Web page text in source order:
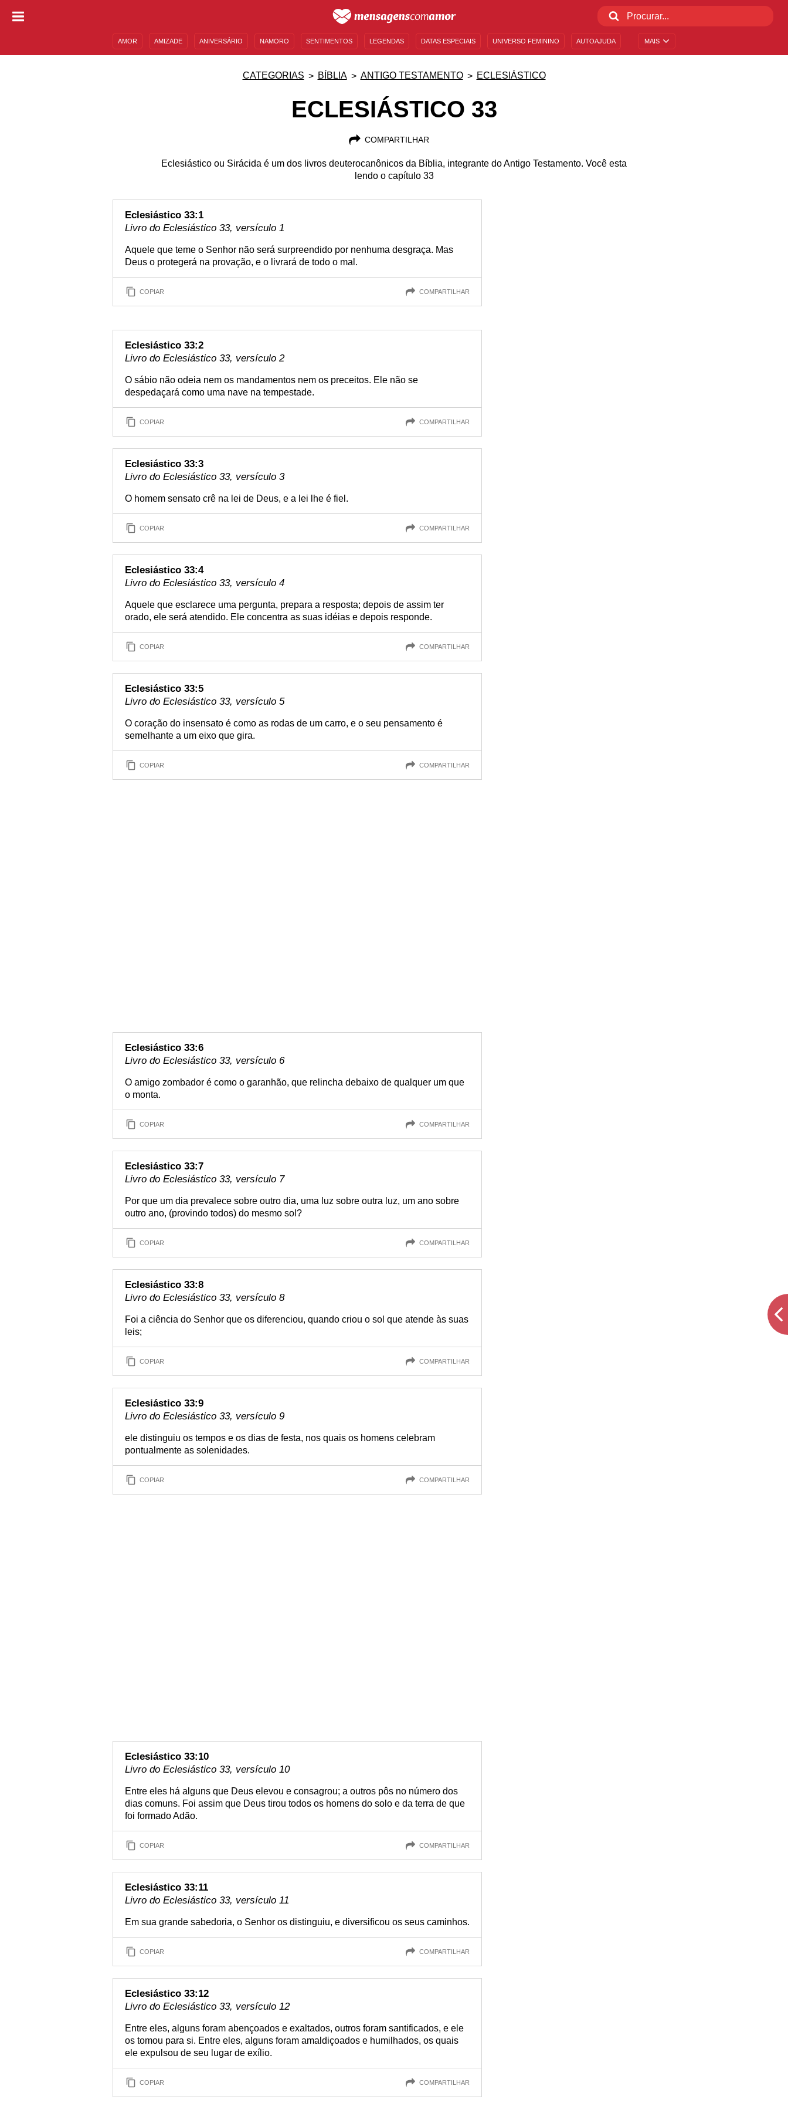
MAIS
AMOR AMIZADE ANIVERSÁRIO NAMORO SENTIMENTOS LEGENDAS DATAS ESPECIAIS UNIVERSO FEMININO AUTOAJUDA
CATEGORIAS BÍBLIA ANTIGO TESTAMENTO ECLESIÁSTICO
ECLESIÁSTICO 33
COMPARTILHAR
Eclesiástico ou Sirácida é um dos livros deuterocanônicos da Bíblia, integrante do Antigo Testamento. Você esta
lendo o capítulo 33
Eclesiástico 33:1
Livro do Eclesiástico 33, versículo 1
Aquele que teme o Senhor não será surpreendido por nenhuma desgraça. Mas
Deus o protegerá na provação, e o livrará de todo o mal.
COPIAR COMPARTILHAR
Eclesiástico 33:2
Livro do Eclesiástico 33, versículo 2
O sábio não odeia nem os mandamentos nem os preceitos. Ele não se
despedaçará como uma nave na tempestade.
COPIAR COMPARTILHAR
Eclesiástico 33:3
Livro do Eclesiástico 33, versículo 3
O homem sensato crê na lei de Deus, e a lei lhe é fiel.
COPIAR COMPARTILHAR
Eclesiástico 33:4
Livro do Eclesiástico 33, versículo 4
Aquele que esclarece uma pergunta, prepara a resposta; depois de assim ter
orado, ele será atendido. Ele concentra as suas idéias e depois responde.
COPIAR COMPARTILHAR
Eclesiástico 33:5
Livro do Eclesiástico 33, versículo 5
O coração do insensato é como as rodas de um carro, e o seu pensamento é
semelhante a um eixo que gira.
COPIAR COMPARTILHAR
Eclesiástico 33:6
Livro do Eclesiástico 33, versículo 6
O amigo zombador é como o garanhão, que relincha debaixo de qualquer um que
o monta.
COPIAR COMPARTILHAR
Eclesiástico 33:7
Livro do Eclesiástico 33, versículo 7
Por que um dia prevalece sobre outro dia, uma luz sobre outra luz, um ano sobre
outro ano, (provindo todos) do mesmo sol?
COPIAR COMPARTILHAR
Eclesiástico 33:8
Livro do Eclesiástico 33, versículo 8
Foi a ciência do Senhor que os diferenciou, quando criou o sol que atende às suas
leis;
COPIAR COMPARTILHAR
Eclesiástico 33:9
Livro do Eclesiástico 33, versículo 9
ele distinguiu os tempos e os dias de festa, nos quais os homens celebram
pontualmente as solenidades.
COPIAR COMPARTILHAR
Eclesiástico 33:10
Livro do Eclesiástico 33, versículo 10
Entre eles há alguns que Deus elevou e consagrou; a outros pôs no número dos
dias comuns. Foi assim que Deus tirou todos os homens do solo e da terra de que
foi formado Adão.
COPIAR COMPARTILHAR
Eclesiástico 33:11
Livro do Eclesiástico 33, versículo 11
Em sua grande sabedoria, o Senhor os distinguiu, e diversificou os seus caminhos.
COPIAR COMPARTILHAR
Eclesiástico 33:12
Livro do Eclesiástico 33, versículo 12
Entre eles, alguns foram abençoados e exaltados, outros foram santificados, e ele
os tomou para si. Entre eles, alguns foram amaldiçoados e humilhados, os quais
ele expulsou de seu lugar de exílio.
COPIAR COMPARTILHAR